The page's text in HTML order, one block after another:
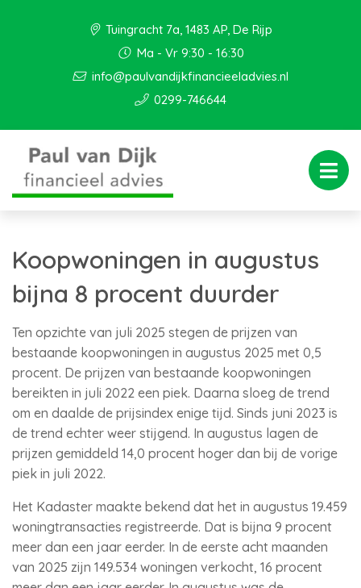
Tuingracht 7a, 1483 AP, De Rijp
Ma - Vr 9:30 - 16:30
info@paulvandijkfinancieeladvies.nl
0299-746644
Koopwoningen in augustus
bijna 8 procent duurder
Ten opzichte van juli 2025 stegen de prijzen van
bestaande koopwoningen in augustus 2025 met 0,5
procent. De prijzen van bestaande koopwoningen
bereikten in juli 2022 een piek. Daarna sloeg de trend
om en daalde de prijsindex enige tijd. Sinds juni 2023 is
de trend echter weer stijgend. In augustus lagen de
prijzen gemiddeld 14,0 procent hoger dan bij de vorige
piek in juli 2022.
Het Kadaster maakte bekend dat het in augustus 19.459
woningtransacties registreerde. Dat is bijna 9 procent
meer dan een jaar eerder. In de eerste acht maanden
van 2025 zijn 149.534 woningen verkocht, 16 procent